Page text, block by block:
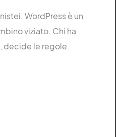
WordPress è un
viziato. Chi ha
decide le regole.